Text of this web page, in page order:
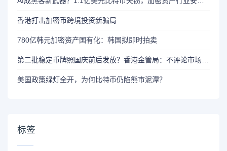
香港打击加密币跨境投资新骗局
780亿韩元加密资产国有化：韩国拟即时拍卖
美国政策绿灯全开，为何比特币仍陷熊市泥潭？
标签